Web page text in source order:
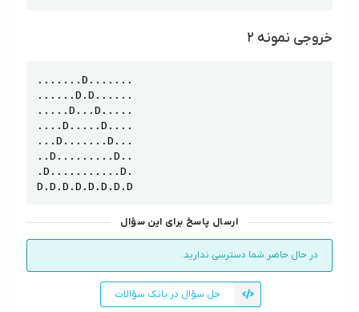
خروجی نمونه ۲
.......D.......
......D.D......
.....D...D.....
....D.....D....
...D.......D...
..D.........D..
.D...........D.
D.D.D.D.D.D.D.D
ارسال پاسخ برای این سؤال
در حال حاضر شما دسترسی ندارید.
حل سؤال در بانک سؤالات